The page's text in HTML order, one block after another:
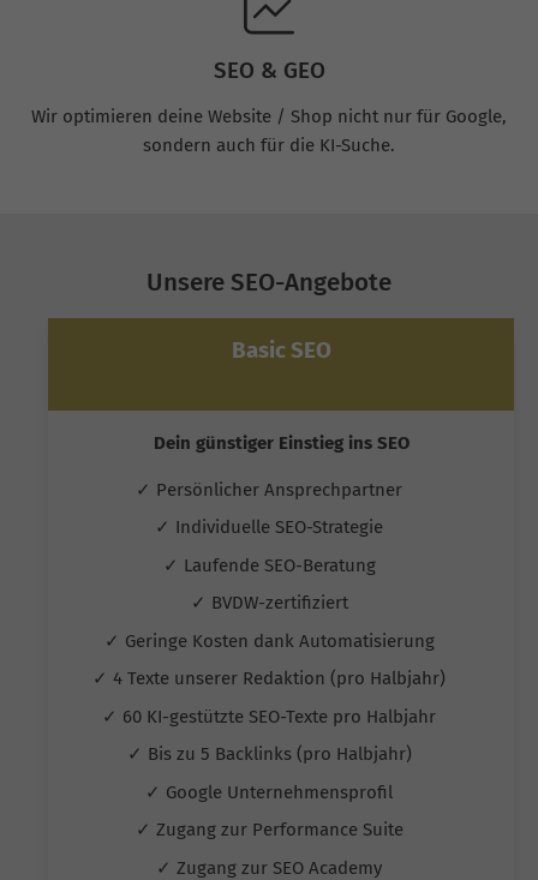
SEO & GEO
Wir optimieren deine Website / Shop nicht nur für Google,
sondern auch für die KI-Suche.
Unsere SEO-Angebote
Basic SEO
Dein günstiger Einstieg ins SEO
✓ Persönlicher Ansprechpartner
✓ Individuelle SEO-Strategie
✓ Laufende SEO-Beratung
✓ BVDW-zertifiziert
✓ Geringe Kosten dank Automatisierung
✓ 4 Texte unserer Redaktion (pro Halbjahr)
✓ 60 KI-gestützte SEO-Texte pro Halbjahr
✓ Bis zu 5 Backlinks (pro Halbjahr)
✓ Google Unternehmensprofil
✓ Zugang zur Performance Suite
✓ Zugang zur SEO Academy